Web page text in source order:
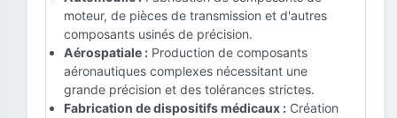
moteur, de pièces de transmission et d'autres
composants usinés de précision.
Aérospatiale : Production de composants
aéronautiques complexes nécessitant une
grande précision et des tolérances strictes.
Fabrication de dispositifs médicaux : Création